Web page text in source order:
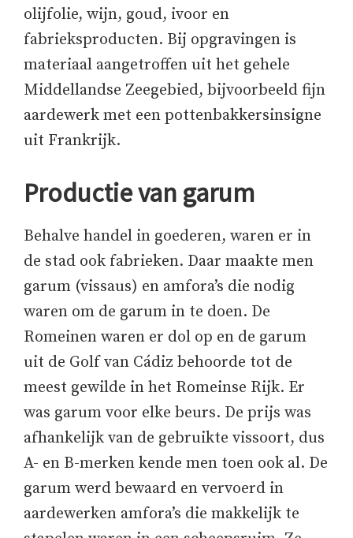
olijfolie, wijn, goud, ivoor en
fabrieksproducten. Bij opgravingen is
materiaal aangetroffen uit het gehele
Middellandse Zeegebied, bijvoorbeeld fijn
aardewerk met een pottenbakkersinsigne
uit Frankrijk.
Productie van garum
Behalve handel in goederen, waren er in
de stad ook fabrieken. Daar maakte men
garum (vissaus) en amfora’s die nodig
waren om de garum in te doen. De
Romeinen waren er dol op en de garum
uit de Golf van Cádiz behoorde tot de
meest gewilde in het Romeinse Rijk. Er
was garum voor elke beurs. De prijs was
afhankelijk van de gebruikte vissoort, dus
A- en B-merken kende men toen ook al. De
garum werd bewaard en vervoerd in
aardewerken amfora’s die makkelijk te